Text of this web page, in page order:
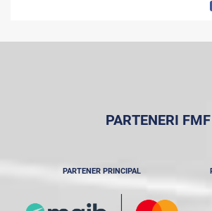
PARTENERI FMF
PARTENER PRINCIPAL